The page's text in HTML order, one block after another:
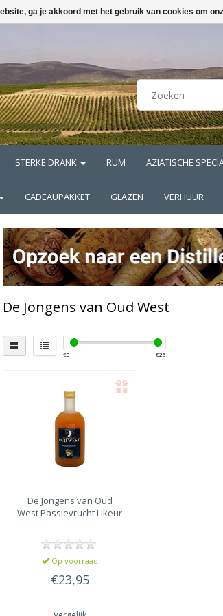
STERKE DRANK RUM AZIATISCHE
CADEAUPAKKET GLAZEN VERHUUR
De Jongens van Oud West
€0 €25
De Jongens van Oud
WestPassievrucht Likeur
Op voorraad
€23,95
ga je akkoord met het gebruik van cookies om